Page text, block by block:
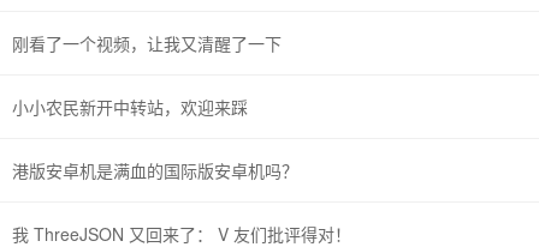
刚看了一个视频，让我又清醒了一下
小小农民新开中转站，欢迎来踩
港版安卓机是满血的国际版安卓机吗？
我 ThreeJSON 又回来了： V 友们批评得对！